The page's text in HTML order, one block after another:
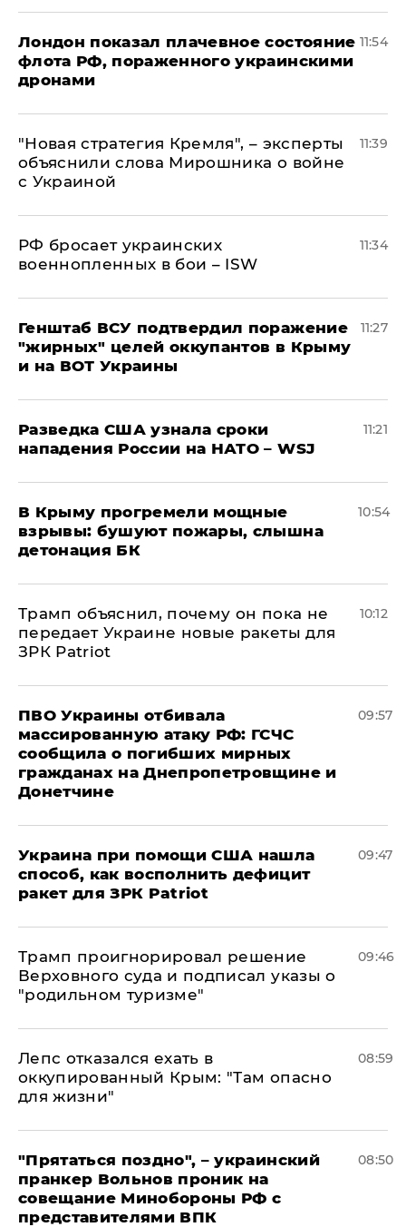
Лондон показал плачевное состояние
флота РФ, пораженного украинскими
дронами
11:54
"Новая стратегия Кремля", – эксперты
объяснили слова Мирошника о войне
с Украиной
11:39
РФ бросает украинских
военнопленных в бои – ISW
11:34
Генштаб ВСУ подтвердил поражение
"жирных" целей оккупантов в Крыму
и на ВОТ Украины
11:27
Разведка США узнала сроки
нападения России на НАТО – WSJ
11:21
В Крыму прогремели мощные
взрывы: бушуют пожары, слышна
детонация БК
10:54
Трамп объяснил, почему он пока не
передает Украине новые ракеты для
ЗРК Patriot
10:12
ПВО Украины отбивала
массированную атаку РФ: ГСЧС
сообщила о погибших мирных
гражданах на Днепропетровщине и
Донетчине
09:57
Украина при помощи США нашла
способ, как восполнить дефицит
ракет для ЗРК Patriot
09:47
Трамп проигнорировал решение
Верховного суда и подписал указы о
"родильном туризме"
09:46
Лепс отказался ехать в
оккупированный Крым: "Там опасно
для жизни"
08:59
"Прятаться поздно", – украинский
пранкер Вольнов проник на
совещание Минобороны РФ с
представителями ВПК
08:50